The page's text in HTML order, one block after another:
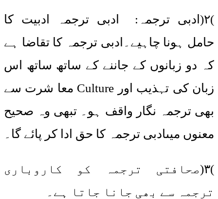
)۲(ادبی ترجمہ: ادبی ترجمہ ادبیت کا
حامل ہونا چاہیے۔ادبی ترجمہ کا تقاضا ہے
کہ دو زبانوں کے جاننے کے ساتھ ساتھ اس
زبان کی تہذیب اور Culture معا شرت سے
بھی ترجمہ نگار واقف ہو۔ تبھی وہ صحیح
معنوں میںادبی ترجمہ کا حق ادا کر پائے گا۔
)۳(صحافتی ترجمہ کو کاروباری
ترجمہ سے بھی جانا جاتا ہے۔